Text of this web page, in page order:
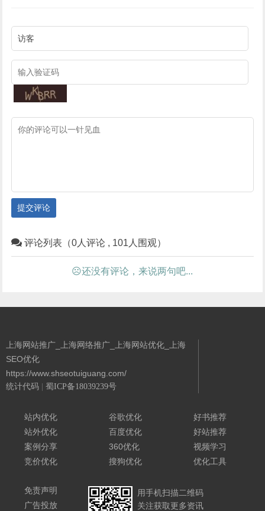
提交评论
评论列表（0人评论 , 101人围观）
☹还没有评论，来说两句吧...
上海网站推广_上海网络推广_上海网站优化_上海
SEO优化
https://www.shseotuiguang.com/
统计代码 蜀ICP备18039239号
站内优化
站外优化
案例分享
竞价优化
谷歌优化
百度优化
360优化
搜狗优化
好书推荐
好站推荐
视频学习
优化工具
免责声明
广告投放
用手机扫描二维码
关注获取更多资讯